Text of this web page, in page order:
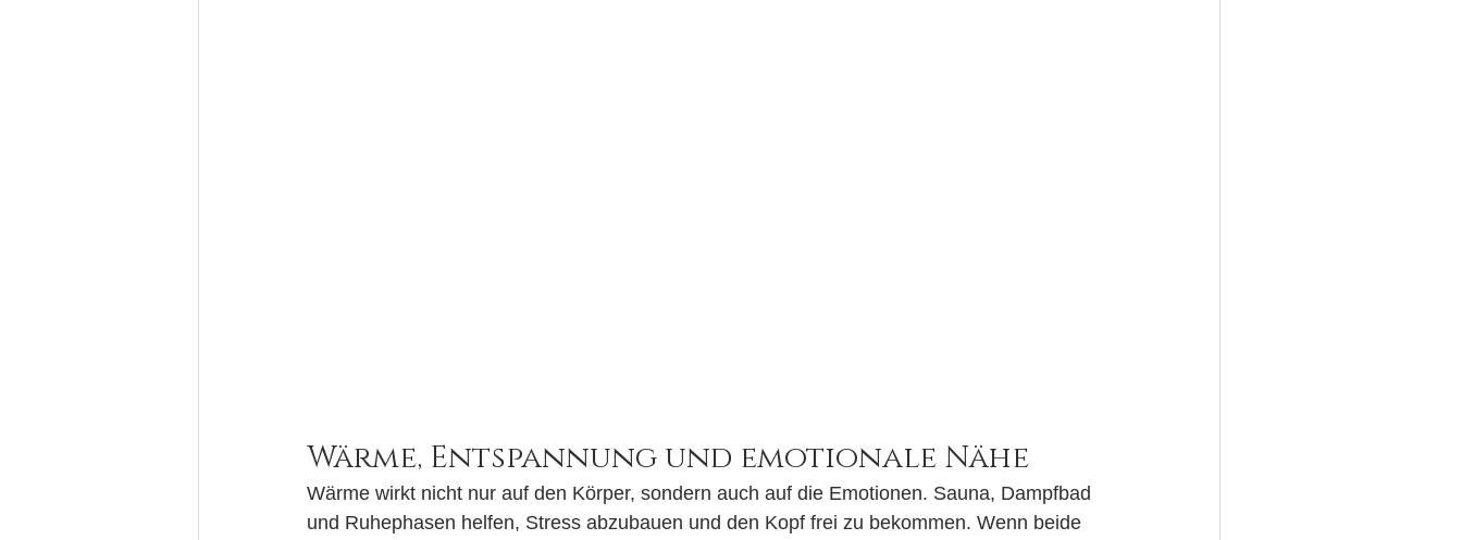
Wärme, Entspannung und emotionale Nähe
Wärme wirkt nicht nur auf den Körper, sondern auch auf die Emotionen. Sauna, Dampfbad
und Ruhephasen helfen, Stress abzubauen und den Kopf frei zu bekommen. Wenn beide